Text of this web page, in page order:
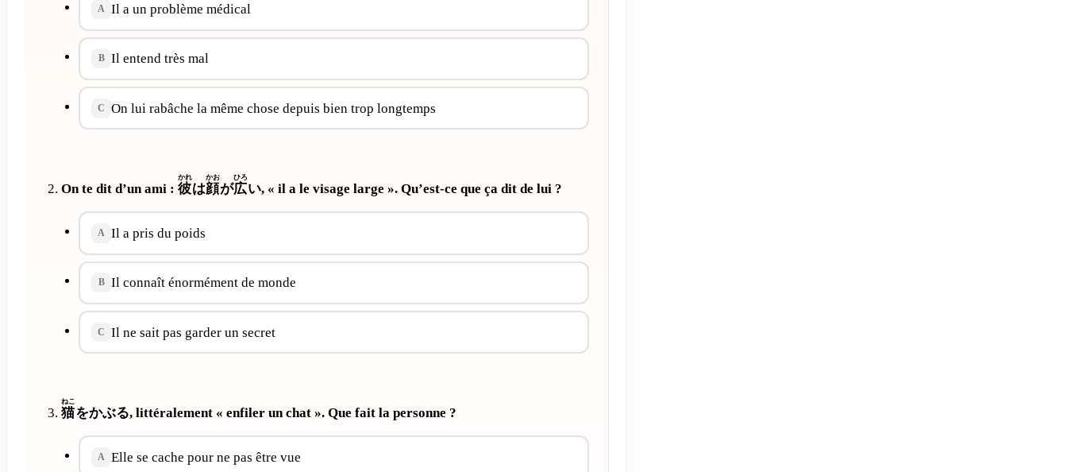
A Il a un problème médical
B Il entend très mal
C On lui rabâche la même chose depuis bien trop longtemps
On te dit d’un ami : 彼
かれ
は顔
かお
が広
ひろ
い, « il a le visage large ». Qu’est-ce que ça dit de lui ?
A Il a pris du poids
B Il connaît énormément de monde
C Il ne sait pas garder un secret
猫
ねこ
をかぶる, littéralement « enfiler un chat ». Que fait la personne ?
A Elle se cache pour ne pas être vue